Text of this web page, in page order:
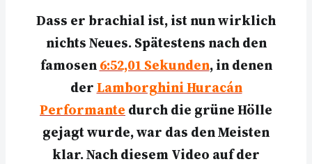
Dass er brachial ist, ist nun wirklich
nichts Neues. Spätestens nach den
famosen6:52,01 Sekunden, in denen
derLamborghini Huracán
Performante durch die grüne Hölle
gejagt wurde, war das den Meisten
klar. Nach diesem Video auf der